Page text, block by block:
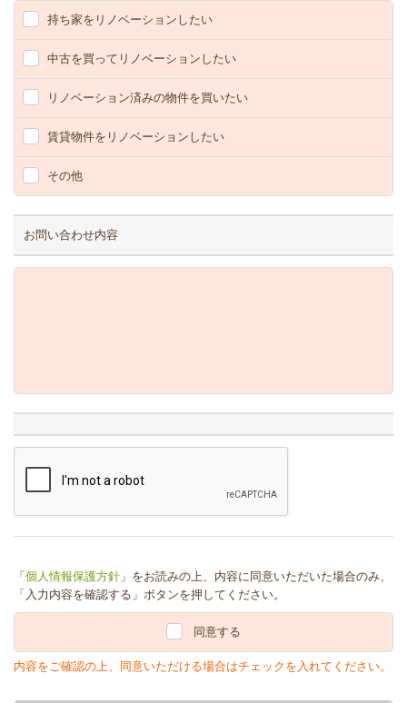
持ち家をリノベーションしたい
中古を買ってリノベーションしたい
リノベーション済みの物件を買いたい
賃貸物件をリノベーションしたい
その他
お問い合わせ内容
「 個人情報保護方針 」をお読みの上、内容に同意いただいた場合のみ、
「入力内容を確認する」ボタンを押してください。
同意する
内容をご確認の上、同意いただける場合はチェックを入れてください。